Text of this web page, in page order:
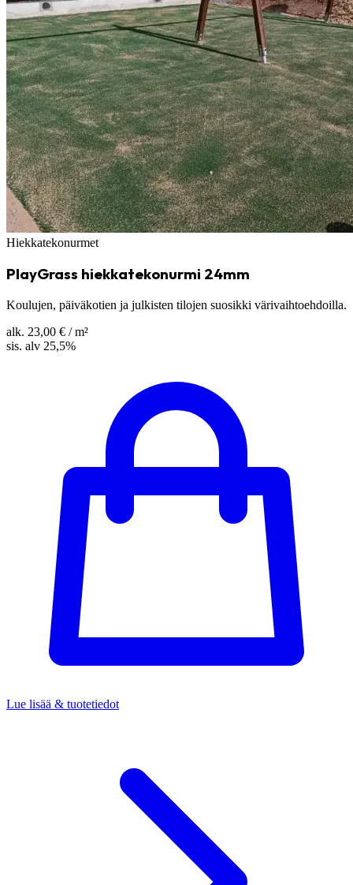
Hiekkatekonurmet
PlayGrass hiekkatekonurmi 24mm
Koulujen, päiväkotien ja julkisten tilojen suosikki värivaihtoehdoilla.
alk. 23,00 € / m²
sis. alv 25,5%
Lue lisää & tuotetiedot